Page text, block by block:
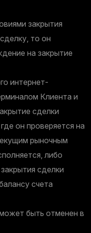
закрытия
то он
на закрытие
интернет-
Клиента и
сделки
он проверяется на
рыночным
либо
сделки
счета
быть отменен в